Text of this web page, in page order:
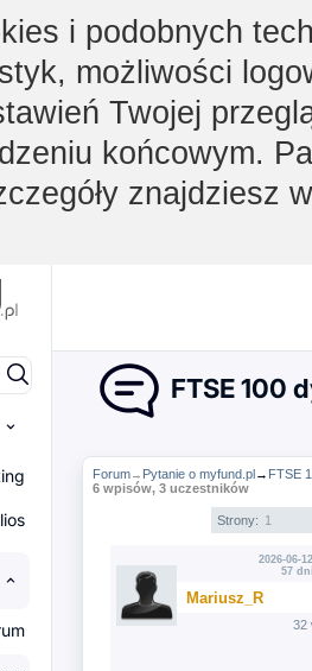
i podobnych
możliwości
Twojej
końcowym.
znajdziesz
FTSE 100
Forum→ Pytanie o myfund.pl→ FTSE
6 wpisów, 3 uczestników
Strony: 1
2026-06-
57
Mariusz_R
32